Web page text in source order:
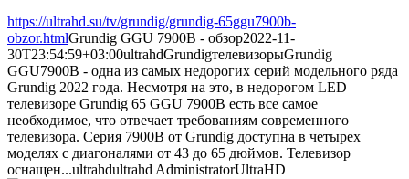
https://ultrahd.su/tv/grundig/grundig-65ggu7900b-
obzor.htmlGrundig GGU 7900B - обзор2022-11-
30T23:54:59+03:00ultrahdGrundigтелевизорыGrundig
GGU7900B - одна из самых недорогих серий модельного ряда
Grundig 2022 года. Несмотря на это, в недорогом LED
телевизоре Grundig 65 GGU 7900B есть все самое
необходимое, что отвечает требованиям современного
телевизора. Серия 7900B от Grundig доступна в четырех
моделях с диагоналями от 43 до 65 дюймов. Телевизор
оснащен...ultrahdultrahd AdministratorUltraHD